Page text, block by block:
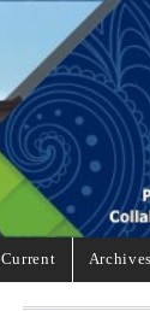
Current Archives